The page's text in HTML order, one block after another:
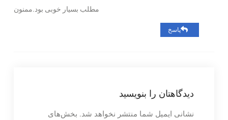
مطلب بسیار خوبی بود.ممنون
پاسخ
دیدگاهتان را بنویسید
نشانی ایمیل شما منتشر نخواهد شد. بخش‌های